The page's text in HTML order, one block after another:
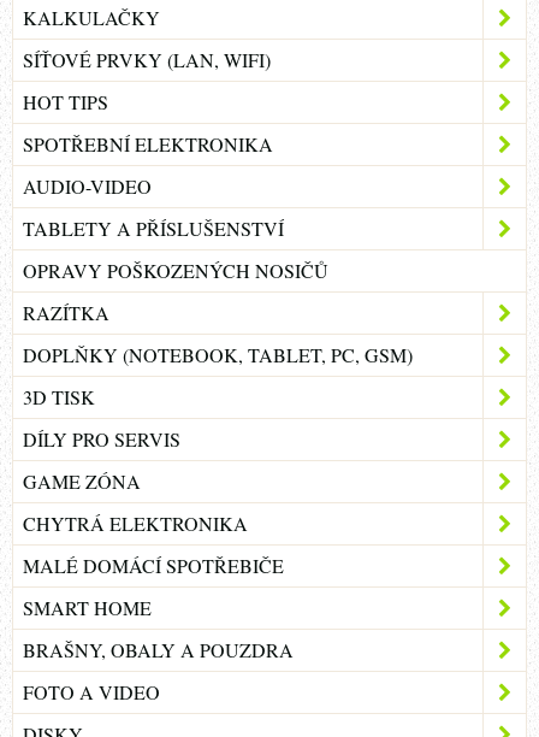
KALKULAČKY
SÍŤOVÉ PRVKY (LAN, WIFI)
HOT TIPS
SPOTŘEBNÍ ELEKTRONIKA
AUDIO-VIDEO
TABLETY A PŘÍSLUŠENSTVÍ
OPRAVY POŠKOZENÝCH NOSIČŮ
RAZÍTKA
DOPLŇKY (NOTEBOOK, TABLET, PC, GSM)
3D TISK
DÍLY PRO SERVIS
GAME ZÓNA
CHYTRÁ ELEKTRONIKA
MALÉ DOMÁCÍ SPOTŘEBIČE
SMART HOME
BRAŠNY, OBALY A POUZDRA
FOTO A VIDEO